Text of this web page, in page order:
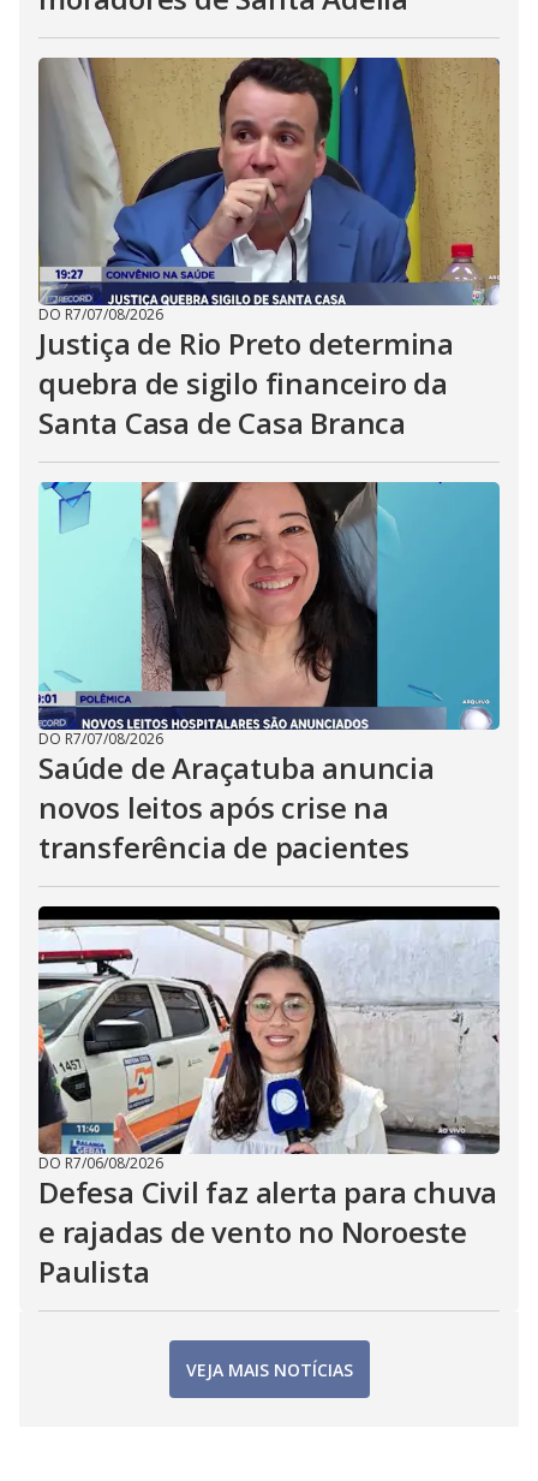
DO R7/07/08/2026
Justiça de Rio Preto determina
quebra de sigilo financeiro da
Santa Casa de Casa Branca
DO R7/07/08/2026
Saúde de Araçatuba anuncia
novos leitos após crise na
transferência de pacientes
DO R7/06/08/2026
Defesa Civil faz alerta para chuva
e rajadas de vento no Noroeste
Paulista
VEJA MAIS NOTÍCIAS